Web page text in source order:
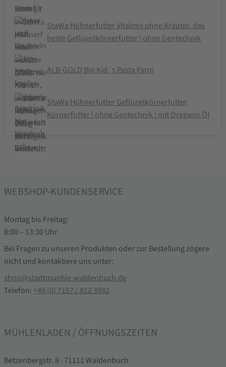
StaWa Hühnerfutter Vitalmix ohne Kräuter, das
beste Geflügelkörnerfutter | ohne Gentechnik
ALB-GOLD Bio Kid´s Pasta Farm
StaWa Hühnerfutter Geflügelkörnerfutter
Körnerfutter | ohne Gentechnik | mit Oregano Öl
WEBSHOP-KUNDENSERVICE
Montag bis Freitag:
8:00 – 13:30 Uhr
Bei Fragen zu unseren Produkten oder zur Bestellung zögere
nicht und kontaktiere uns unter:
shop@stadtmuehle-waldenbuch.de
Telefon: +49 (0) 7157 / 812 3992
MÜHLENLADEN / ÖFFNUNGSZEITEN
Betzenbergstr. 8 · 71111 Waldenbuch